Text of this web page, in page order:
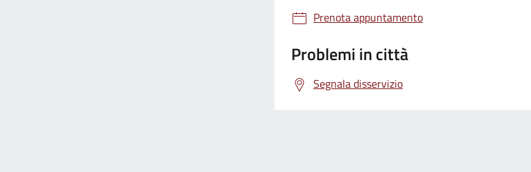
Prenota appuntamento
Problemi in città
Segnala disservizio